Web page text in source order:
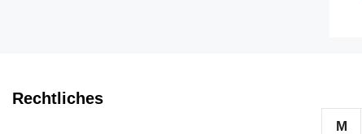
Rechtliches
M